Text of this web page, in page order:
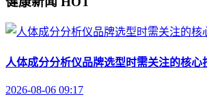
人体成分分析仪品牌选型时需关注的核心
2026-08-06 09:17